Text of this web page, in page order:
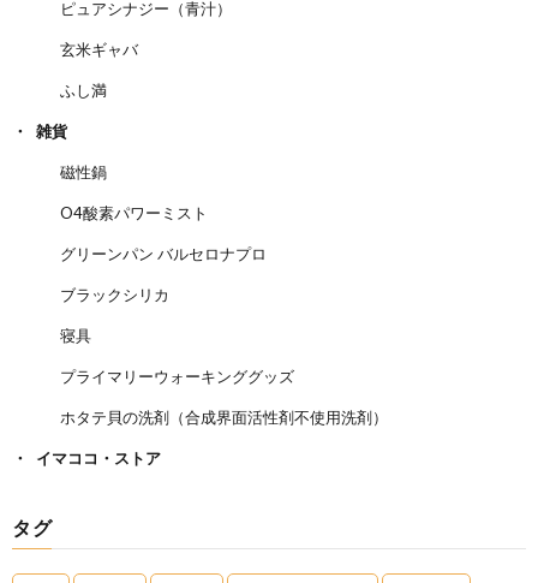
ピュアシナジー（青汁）
玄米ギャバ
ふし満
雑貨
磁性鍋
O4酸素パワーミスト
グリーンパン バルセロナプロ
ブラックシリカ
寝具
プライマリーウォーキンググッズ
ホタテ貝の洗剤（合成界面活性剤不使用洗剤）
イマココ・ストア
タグ